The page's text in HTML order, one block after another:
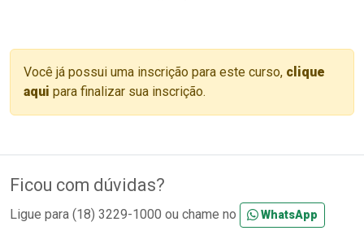
Você já possui uma inscrição para este curso, clique
aqui para finalizar sua inscrição.
Ficou com dúvidas?
Ligue para (18) 3229-1000 ou chame no WhatsApp